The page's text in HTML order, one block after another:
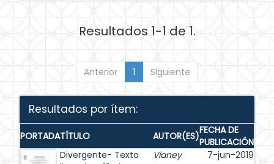
Resultados 1-1 de 1.
Anterior 1 Siguiente
Resultados por ítem:
PORTADATÍTULO AUTOR(ES)FECHA DE
PUBLICACIÓN
Divergente- Texto
Vianey
7-jun-2019